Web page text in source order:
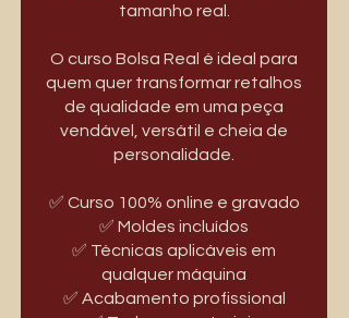
tamanho real.
O curso Bolsa Real é ideal para
quem quer transformar retalhos
de qualidade em uma peça
vendável, versátil e cheia de
personalidade.
✅ Curso 100% online e gravado
✅ Moldes incluídos
✅ Técnicas aplicáveis em
qualquer máquina
✅ Acabamento profissional